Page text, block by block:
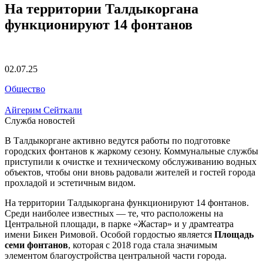
На территории Талдыкоргана
функционируют 14 фонтанов
02.07.25
Общество
Айгерим Сейткали
Служба новостей
В Талдыкоргане активно ведутся работы по подготовке
городских фонтанов к жаркому сезону. Коммунальные службы
приступили к очистке и техническому обслуживанию водных
объектов, чтобы они вновь радовали жителей и гостей города
прохладой и эстетичным видом.
На территории Талдыкоргана функционируют 14 фонтанов.
Среди наиболее известных — те, что расположены на
Центральной площади, в парке «Жастар» и у драмтеатра
имени Бикен Римовой. Особой гордостью является Площадь
семи фонтанов, которая с 2018 года стала значимым
элементом благоустройства центральной части города.